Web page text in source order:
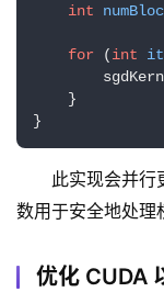
int
for (int
    }
}
此实现会并行
数用于安全地处理
优化 CUDA